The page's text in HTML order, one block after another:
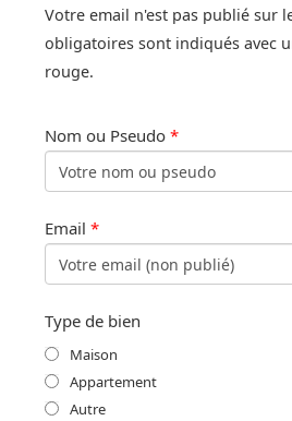
Votre email n'est pas publié sur
obligatoires sont indiqués avec
rouge.
Nom ou Pseudo *
Email *
Type de bien
Maison
Appartement
Autre